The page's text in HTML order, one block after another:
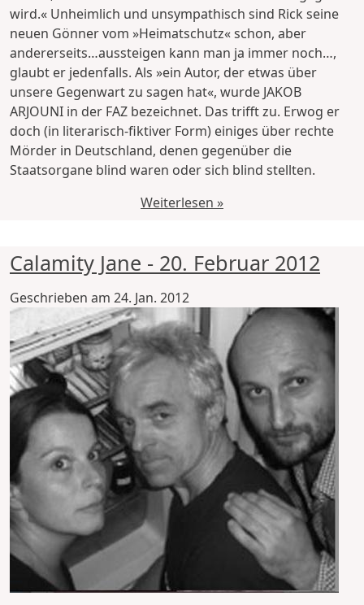
wird.« Unheimlich und unsympathisch sind Rick seine
neuen Gönner vom »Heimatschutz« schon, aber
andererseits…aussteigen kann man ja immer noch…,
glaubt er jedenfalls. Als »ein Autor, der etwas über
unsere Gegenwart zu sagen hat«, wurde JAKOB
ARJOUNI in der FAZ bezeichnet. Das trifft zu. Erwog er
doch (in literarisch-fiktiver Form) einiges über rechte
Mörder in Deutschland, denen gegenüber die
Staatsorgane blind waren oder sich blind stellten.
Weiterlesen »
Calamity Jane - 20. Februar 2012
Geschrieben am 24. Jan. 2012